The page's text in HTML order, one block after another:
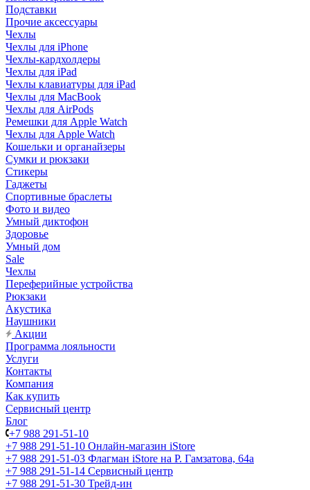
Подставки
Прочие аксессуары
Чехлы
Чехлы для iPhone
Чехлы-кардхолдеры
Чехлы для iPad
Чехлы клавиатуры для iPad
Чехлы для MacBook
Чехлы для AirPods
Ремешки для Apple Watch
Чехлы для Apple Watch
Кошельки и органайзеры
Сумки и рюкзаки
Стикеры
Гаджеты
Спортивные браслеты
Фото и видео
Умный диктофон
Здоровье
Умный дом
Sale
Чехлы
Переферийные устройства
Рюкзаки
Акустика
Наушники
Акции
Программа лояльности
Услуги
Контакты
Компания
Как купить
Сервисный центр
Блог
+7 988 291-51-10
+7 988 291-51-10 Онлайн-магазин iStore
+7 988 291-51-03 Флагман iStore на Р. Гамзатова, 64а
+7 988 291-51-14 Сервисный центр
+7 988 291-51-30 Трейд-ин